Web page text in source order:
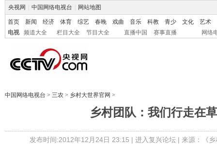
央视网 中国网络电视台 网站地图
首页 新闻 经济 体育 综艺 春晚 戏曲 音乐 科教 青少 文化
艺术
电视
频道大全 栏目大全 节目大全 直播中国 赛事直播 网络
中国网络电视台 > 三农 > 乡村大世界官网 >
乡村团队：我们行走在
发布时间:2012年12月24日 23:15 | 进入复兴论坛| 来源： 《